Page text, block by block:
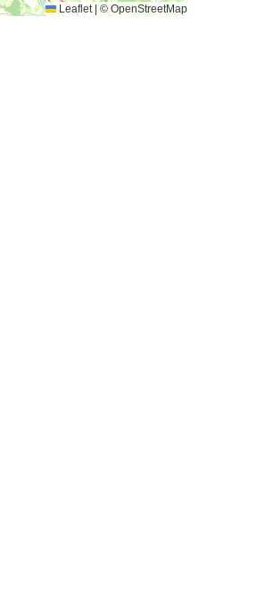
Leaflet © OpenStreetMap